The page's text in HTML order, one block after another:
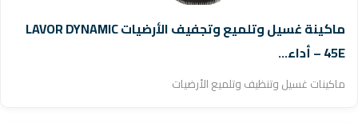
ماكينة غسيل وتلميع وتجفيف الأرضيات LAVOR DYNAMIC
45E – أداء...
ماكينات غسيل وتنظيف وتلميع الأرضيات